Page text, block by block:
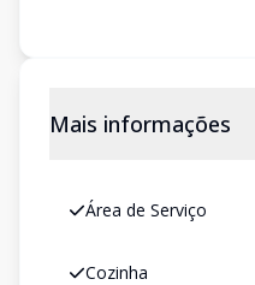
Mais informações
Área de Serviço
Cozinha